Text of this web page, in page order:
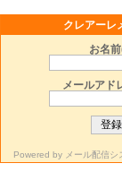
クレアーレ
お名
メールアド
Powered by メール配信